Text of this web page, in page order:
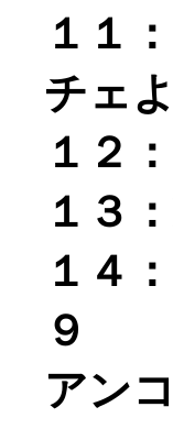
１１
チェ
１２
１３
１４
９
アン